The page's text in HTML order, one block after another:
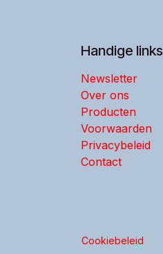
Handige links
Newsletter
Over ons
Producten
Voorwaarden
Privacybeleid
Contact
Cookiebeleid